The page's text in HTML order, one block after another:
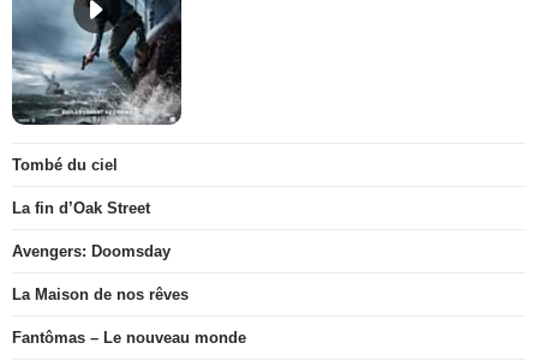
Tombé du ciel
La fin d’Oak Street
Avengers: Doomsday
La Maison de nos rêves
Fantômas – Le nouveau monde